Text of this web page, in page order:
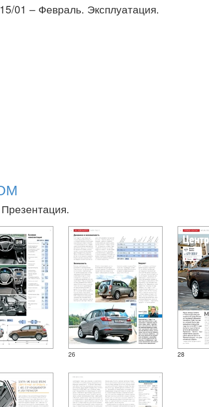
01 – Февраль. Эксплуатация.
26 28